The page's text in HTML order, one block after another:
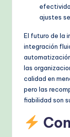
ajustes
El futuro de la
integración
las
calidad en
pero las
fiabilidad son